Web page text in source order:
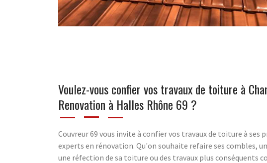
Voulez-vous confier vos travaux de toiture à
Renovation à Halles Rhône 69 ?
Couvreur 69 vous invite à confier vos travaux de toiture à ses
experts en rénovation. Qu'on souhaite refaire ses combles,
une réfection de sa toiture ou des travaux plus conséquents